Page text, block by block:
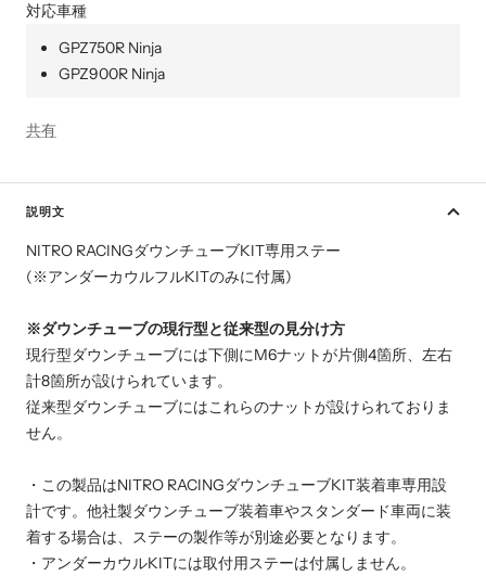
対応車種
GPZ750R Ninja
GPZ900R Ninja
共有
説明文
NITRO RACINGダウンチューブKIT専用ステー
(※アンダーカウルフルKITのみに付属)
※ダウンチューブの現行型と従来型の見分け方
現行型ダウンチューブには下側にM6ナットが片側4箇所、左右
計8箇所が設けられています。
従来型ダウンチューブにはこれらのナットが設けられておりま
せん。
・この製品はNITRO RACINGダウンチューブKIT装着車専用設
計です。他社製ダウンチューブ装着車やスタンダード車両に装
着する場合は、ステーの製作等が別途必要となります。
・アンダーカウルKITには取付用ステーは付属しません。